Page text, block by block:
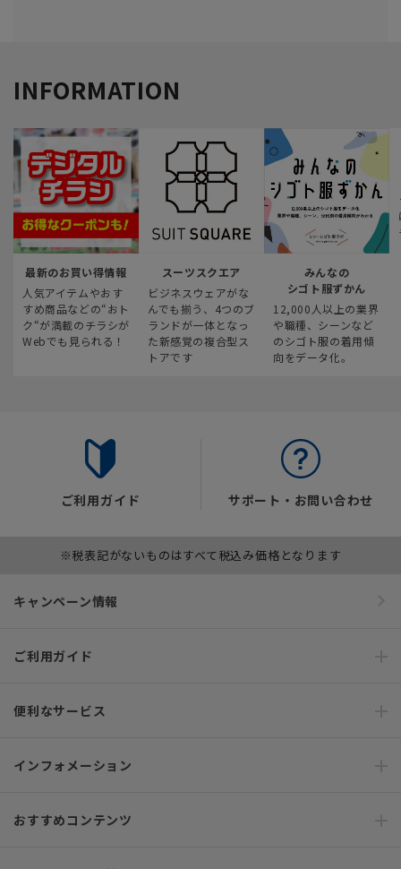
INFORMATION
最新のお買い得情報
人気アイテムやおす
すめ商品などの“おト
ク“が満載のチラシが
Webでも見られる！
スーツスクエア
ビジネスウェアがな
んでも揃う、4つのブ
ランドが一体となっ
た新感覚の複合型ス
トアです
みんなの
シゴト服ずかん
12,000人以上の業界
や職種、シーンなど
のシゴト服の着用傾
向をデータ化。
ご利用ガイド サポート・お問い合わせ
※税表記がないものはすべて税込み価格となります
キャンペーン情報
ご利用ガイド
便利なサービス
インフォメーション
おすすめコンテンツ